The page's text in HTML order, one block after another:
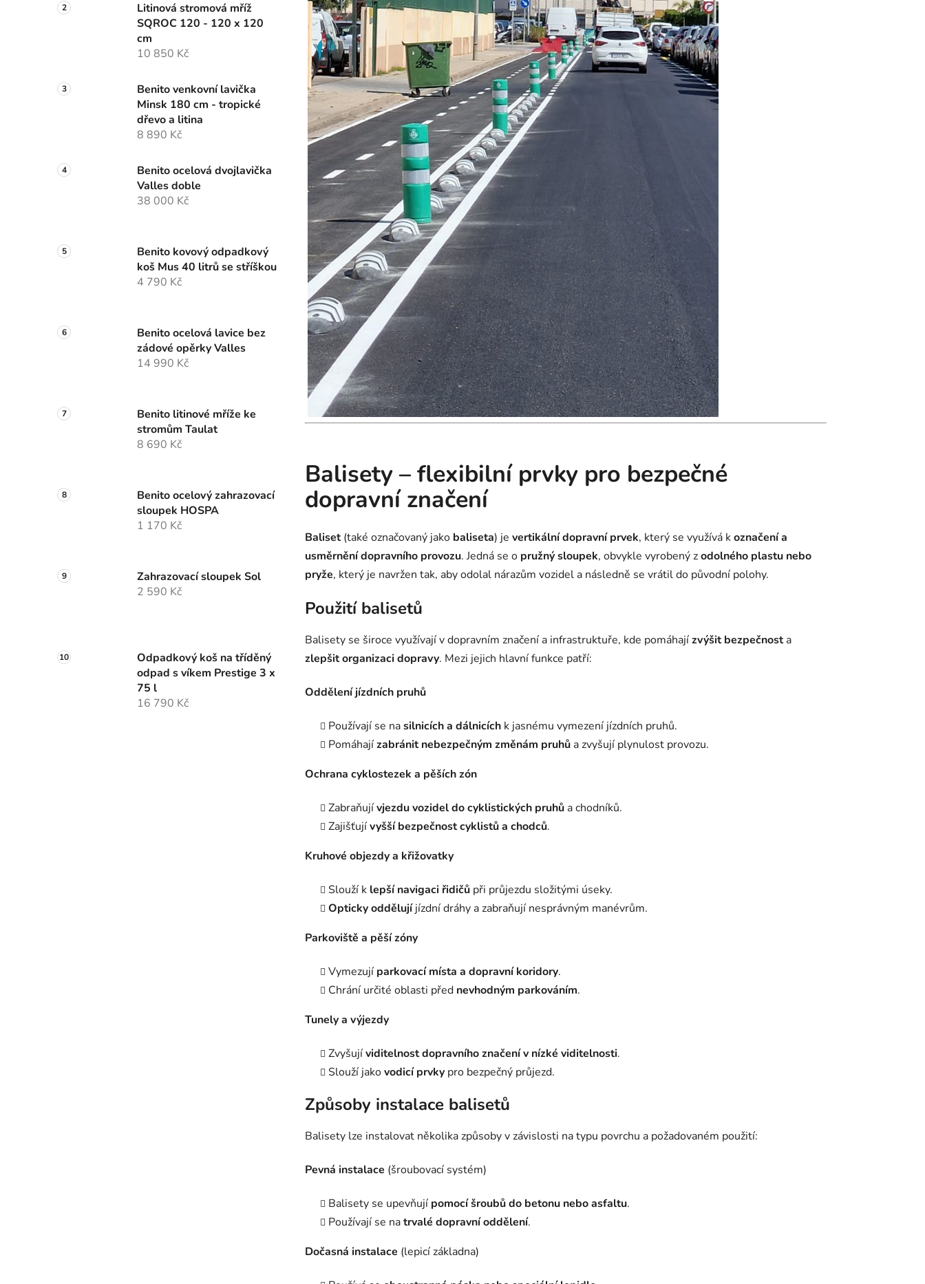
Litinová stromová mříž
SQROC 120 - 120 x 120
cm
10 850 Kč
Benito venkovní lavička
Minsk 180 cm - tropické
dřevo a litina
8 890 Kč
Benito ocelová dvojlavička
Valles doble
38 000 Kč
Benito kovový odpadkový
koš Mus 40 litrů se stříškou
4 790 Kč
Benito ocelová lavice bez
zádové opěrky Valles
14 990 Kč
Benito litinové mříže ke
stromům Taulat
8 690 Kč
Benito ocelový zahrazovací
sloupek HOSPA
1 170 Kč
Zahrazovací sloupek Sol
2 590 Kč
Odpadkový koš na tříděný
odpad s víkem Prestige 3 x
75 l
16 790 Kč
Balisety – flexibilní prvky pro bezpečné
dopravní značení
Baliset(také označovaný jako baliseta) je vertikální dopravní prvek, který se využívá koznačení a
usměrnění dopravního provozu. Jedná se o pružný sloupek, obvykle vyrobený zodolného plastu nebo
pryže, který je navržen tak, aby odolal nárazům vozidel a následně se vrátil do původní polohy.
Použití balisetů
Balisety se široce využívají v dopravním značení a infrastruktuře, kde pomáhajízvýšit bezpečnosta
zlepšit organizaci dopravy. Mezi jejich hlavní funkce patří:
Oddělení jízdních pruhů
Používají se nasilnicích a dálnicích k jasnému vymezení jízdních pruhů.
Pomáhajízabránit nebezpečným změnám pruhů a zvyšují plynulost provozu.
Ochrana cyklostezek a pěších zón
Zabraňujívjezdu vozidel do cyklistických pruhů a chodníků.
Zajišťujívyšší bezpečnost cyklistů a chodců.
Kruhové objezdy a křižovatky
Slouží k lepší navigaci řidičů při průjezdu složitými úseky.
Opticky oddělujíjízdní dráhy a zabraňují nesprávným manévrům.
Parkoviště a pěší zóny
Vymezují parkovací místa a dopravní koridory.
Chrání určité oblasti před nevhodným parkováním.
Tunely a výjezdy
Zvyšujíviditelnost dopravního značení v nízké viditelnosti.
Slouží jakovodicí prvky pro bezpečný průjezd.
Způsoby instalace balisetů
Balisety lze instalovat několika způsoby v závislosti na typu povrchu a požadovaném použití:
Pevná instalace (šroubovací systém)
Balisety se upevňují pomocí šroubů do betonu nebo asfaltu.
Používají se natrvalé dopravní oddělení.
Dočasná instalace (lepicí základna)